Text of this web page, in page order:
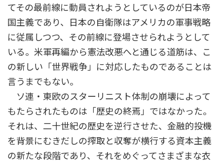
てその最前線に動員されようとしているのが日本帝
国主義であり、日本の自衛隊はアメリカの軍事戦略
に従属しつつ、その前線に登場させられようとして
いる。米軍再編から憲法改悪へと通じる道筋は、こ
の新しい「世界戦争」に対応したものであることは
言うまでもない。
ソ連・東欧のスターリニスト体制の崩壊によって
もたらされたものは「歴史の終焉」ではなかった。
それは、二十世紀の歴史を逆行させた、金融的投機
を背景にむきだしの搾取と収奪が横行する資本主義
の新たな段階であり、それをめぐってさまざまな衣